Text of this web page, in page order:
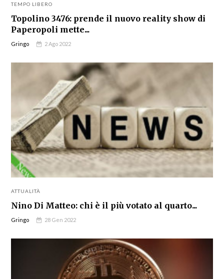
TEMPO LIBERO
Topolino 3476: prende il nuovo reality show di
Paperopoli mette...
Gringo 2 Ago 2022
ATTUALITÀ
Nino Di Matteo: chi è il più votato al quarto...
Gringo 28 Gen 2022